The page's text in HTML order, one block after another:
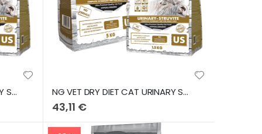
NG VET DRY DIET CAT URINARY STRUVITE 1,5KG NG VET DRY DIET CAT URINARY STRUVITE 5KG
43,11 €